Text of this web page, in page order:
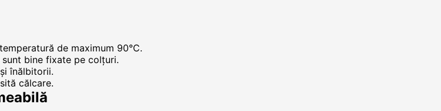
de maximum 90°C.
bine fixate pe colțuri.
înălbitorii.
călcare.